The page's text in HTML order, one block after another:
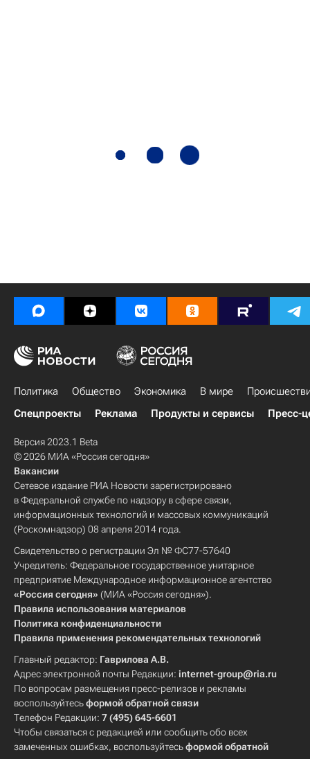
Политика Общество Экономика В мире
Спецпроекты
Реклама Продукты и сервисы Пресс-
Версия 2023.1 Beta
© 2026 МИА «Россия сегодня»
Вакансии
Сетевое издание РИА Новости зарегистрировано
в Федеральной службе по надзору в сфере связи,
информационных технологий и массовых коммуникаций
(Роскомнадзор) 08 апреля 2014 года.
Свидетельство о регистрации Эл № ФС77-57640
Учредитель: Федеральное государственное унитарное
предприятие Международное информационное агентство
«Россия сегодня» (МИА «Россия сегодня»).
Правила использования материалов
Политика конфиденциальности
Правила применения рекомендательных технологий
Главный редактор: Гаврилова А.В.
Адрес электронной почты Редакции: internet-group@ria.ru
По вопросам размещения пресс-релизов и рекламы
воспользуйтесьформой обратной связи
Телефон Редакции: 7 (495) 645-6601
Чтобы связаться с редакцией или сообщить обо всех
замеченных ошибках, воспользуйтесьформой обратной